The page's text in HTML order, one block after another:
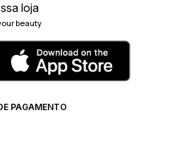
loja
beauty
PAGAMENTO